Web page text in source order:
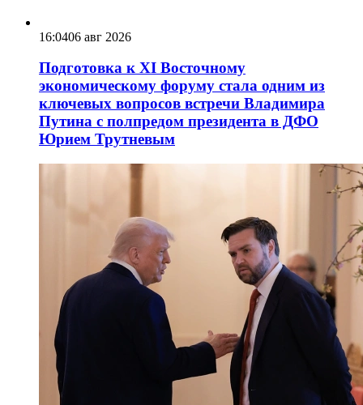
16:0406 авг 2026
Подготовка к XI Восточному
экономическому форуму стала одним из
ключевых вопросов встречи Владимира
Путина с полпредом президента в ДФО
Юрием Трутневым